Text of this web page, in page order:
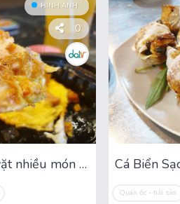
HÌNH ẢNH
0
Yuki BBQ: Quán ăn vặt nhiều món ngon lạ ở Bình Thạnh
Quán ốc - hải sản